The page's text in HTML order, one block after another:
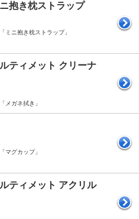
抱き枕ストラップ
ミニ抱き枕ストラップ」
ティメット クリーナ
メガネ拭き」
マグカップ」
ティメット アクリル